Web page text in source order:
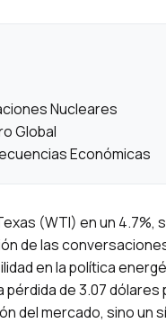
Nucleares
Global
Económicas
(WTI) en un 4.7%,
de las
en la política
de 3.07
del mercado, sino un